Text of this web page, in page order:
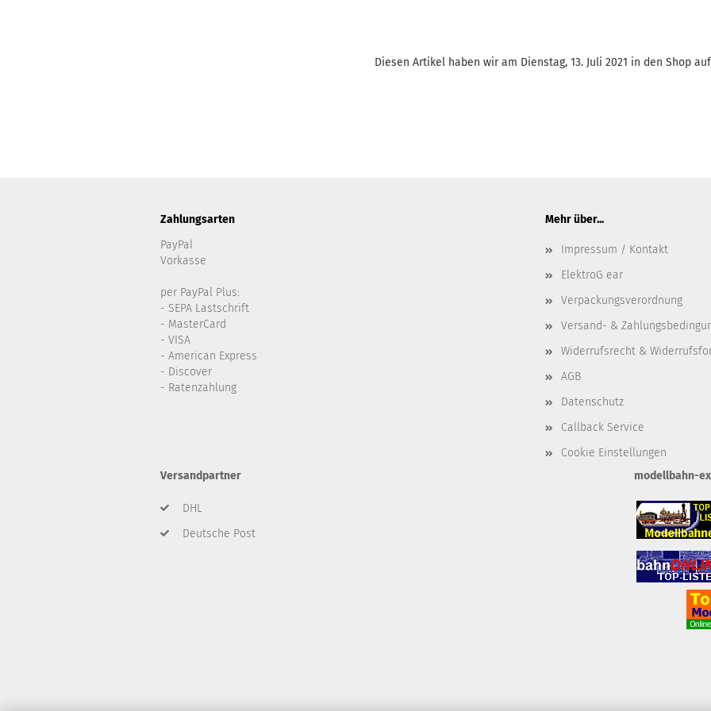
Diesen Artikel haben wir am Dienstag, 13. Juli 2021 in den Shop
Zahlungsarten
PayPal
Vorkasse
per PayPal Plus:
- SEPA Lastschrift
- MasterCard
- VISA
- American Express
- Discover
- Ratenzahlung
Mehr über...
Impressum / Kontakt
ElektroG ear
Verpackungsverordnung
Versand- &
Widerrufsrecht &
AGB
Datenschutz
Callback Service
Cookie Einstellungen
Versandpartner
DHL
Deutsche Post
modellbahn-